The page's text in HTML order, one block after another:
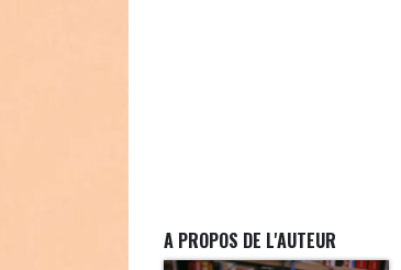
A PROPOS DE L'AUTEUR